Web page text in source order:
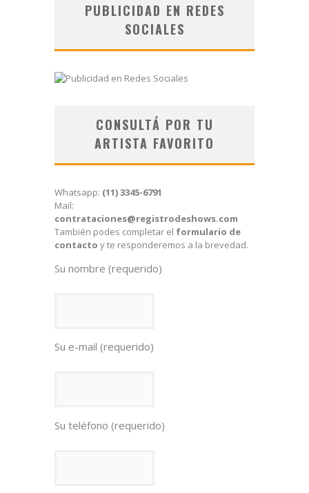
PUBLICIDAD EN REDES
SOCIALES
CONSULTÁ POR TU
ARTISTA FAVORITO
Whatsapp: (11) 3345-6791
Mail:
contrataciones@registrodeshows.com
También podes completar el formulario de
contacto y te responderemos a la brevedad.
Su nombre (requerido)
Su e-mail (requerido)
Su teléfono (requerido)